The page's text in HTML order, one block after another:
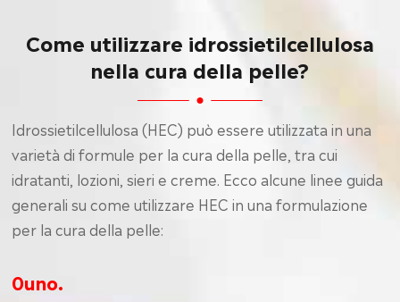
Come utilizzare idrossietilcellulosa
nella cura della pelle?
Idrossietilcellulosa (HEC) può essere utilizzata in una
varietà di formule per la cura della pelle, tra cui
idratanti, lozioni, sieri e creme. Ecco alcune linee guida
generali su come utilizzare HEC in una formulazione
per la cura della pelle:
0uno.